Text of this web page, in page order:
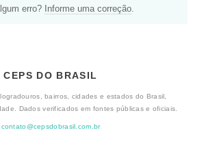
erro? Informe uma correção
CEPS DO BRASIL
bairros, cidades e estados do Brasil,
Dados verificados em fontes públicas e oficiais.
contato@cepsdobrasil.com.br